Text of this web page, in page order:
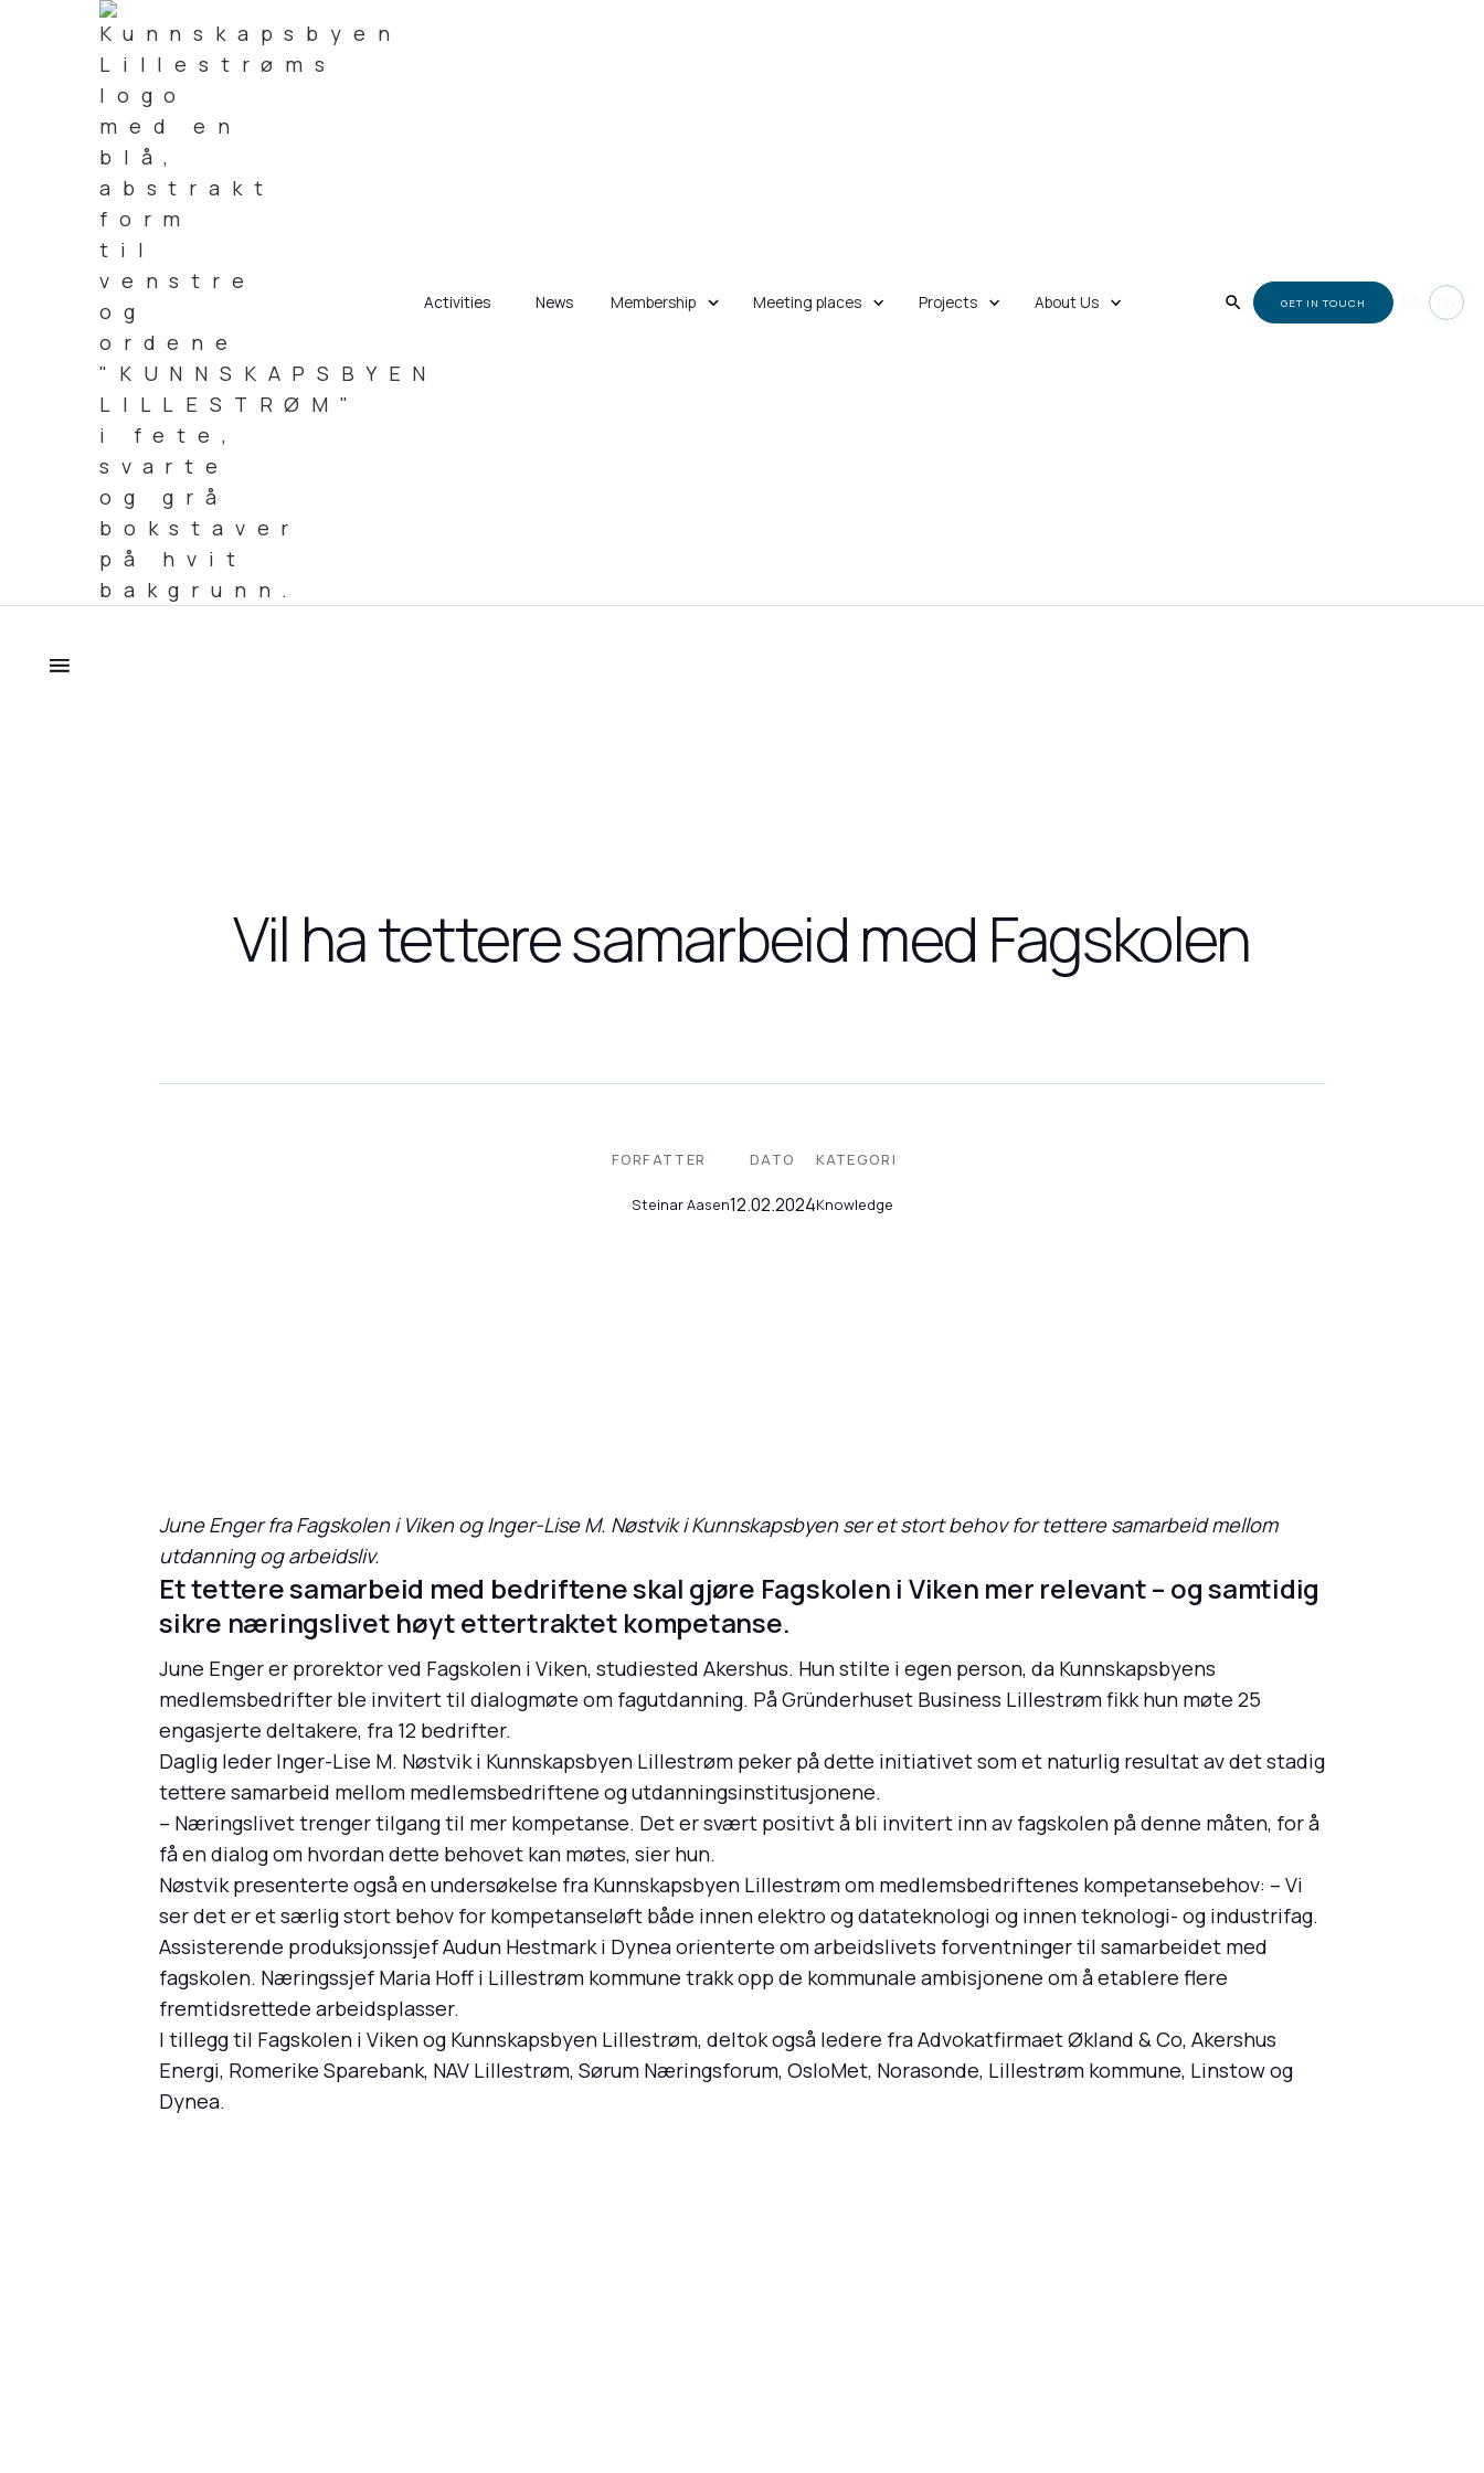
Activities News Membership Meeting places Projects About Us GET IN TOUCH
Vil ha tettere samarbeid med Fagskolen
FORFATTER
Steinar Aasen
DATO
12.02.2024
KATEGORI
Knowledge
June Enger fra Fagskolen i Viken og Inger-Lise M. Nøstvik i Kunnskapsbyen ser et stort behov for tettere samarbeid mellom
utdanning og arbeidsliv.
Et tettere samarbeid med bedriftene skal gjøre Fagskolen i Viken mer relevant – og samtidig
sikre næringslivet høyt ettertraktet kompetanse.
June Enger er prorektor ved Fagskolen i Viken, studiested Akershus. Hun stilte i egen person, da Kunnskapsbyens
medlemsbedrifter ble invitert til dialogmøte om fagutdanning. På Gründerhuset Business Lillestrøm fikk hun møte 25
engasjerte deltakere, fra 12 bedrifter.
Daglig leder Inger-Lise M. Nøstvik i Kunnskapsbyen Lillestrøm peker på dette initiativet som et naturlig resultat av det stadig
tettere samarbeid mellom medlemsbedriftene og utdanningsinstitusjonene.
– Næringslivet trenger tilgang til mer kompetanse. Det er svært positivt å bli invitert inn av fagskolen på denne måten, for å
få en dialog om hvordan dette behovet kan møtes, sier hun.
Nøstvik presenterte også en undersøkelse fra Kunnskapsbyen Lillestrøm om medlemsbedriftenes kompetansebehov: – Vi
ser det er et særlig stort behov for kompetanseløft både innen elektro og datateknologi og innen teknologi- og industrifag.
Assisterende produksjonssjef Audun Hestmark i Dynea orienterte om arbeidslivets forventninger til samarbeidet med
fagskolen. Næringssjef Maria Hoff i Lillestrøm kommune trakk opp de kommunale ambisjonene om å etablere flere
fremtidsrettede arbeidsplasser.
I tillegg til Fagskolen i Viken og Kunnskapsbyen Lillestrøm, deltok også ledere fra Advokatfirmaet Økland & Co, Akershus
Energi, Romerike Sparebank, NAV Lillestrøm, Sørum Næringsforum, OsloMet, Norasonde, Lillestrøm kommune, Linstow og
Dynea.